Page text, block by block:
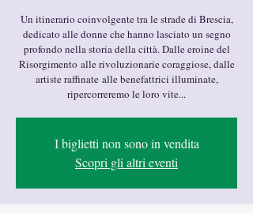
Un itinerario coinvolgente tra le strade di Brescia,
dedicato alle donne che hanno lasciato un segno
profondo nella storia della città. Dalle eroine del
Risorgimento alle rivoluzionarie coraggiose, dalle
artiste raffinate alle benefattrici illuminate,
ripercorreremo le loro vite...
I biglietti non sono in vendita
Scopri gli altri eventi